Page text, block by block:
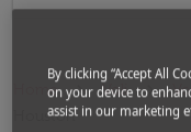
Home Voli
Houston
By clicking “Accept All
on your device to
assist in our marketing